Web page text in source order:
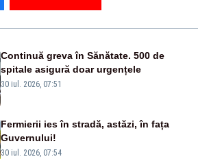
Continuă greva în Sănătate. 500 de
spitale asigură doar urgențele
30 iul. 2026, 07:51
Fermierii ies în stradă, astăzi, în fața
Guvernului!
30 iul. 2026, 07:54